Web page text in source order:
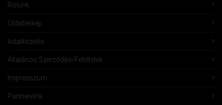
Rólunk
Oldaltérkép
Adatkezelés
Általános Szerződési Feltételek
Impresszum
Partnereink